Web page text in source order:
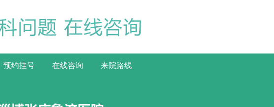
预约挂号 在线咨询 来院路线